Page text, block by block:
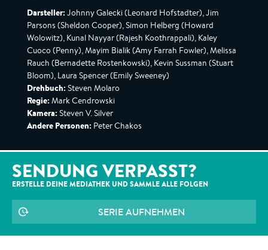
Darsteller: Johnny Galecki (Leonard Hofstadter), Jim
Parsons (Sheldon Cooper), Simon Helberg (Howard
Wolowitz), Kunal Nayyar (Rajesh Koothrappali), Kaley
Cuoco (Penny), Mayim Bialik (Amy Farrah Fowler), Melissa
Rauch (Bernadette Rostenkowski), Kevin Sussman (Stuart
Bloom), Laura Spencer (Emily Sweeney)
Drehbuch: Steven Molaro
Regie: Mark Cendrowski
Kamera: Steven V. Silver
Andere Personen: Peter Chakos
SENDUNG VERPASST?
ERSTELLE DEINE MEDIATHEK UND SAMMLE ALLE FOLGEN
SERIE AUFNEHMEN